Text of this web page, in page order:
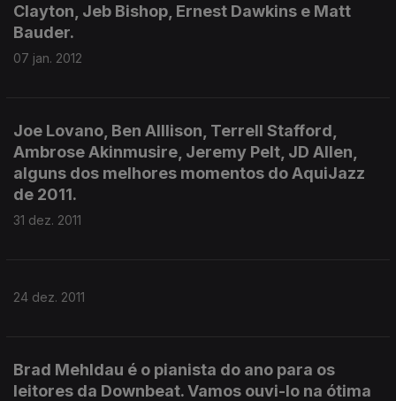
Clayton, Jeb Bishop, Ernest Dawkins e Matt
Bauder.
07 jan. 2012
Joe Lovano, Ben Alllison, Terrell Stafford,
Ambrose Akinmusire, Jeremy Pelt, JD Allen,
alguns dos melhores momentos do AquiJazz
de 2011.
31 dez. 2011
24 dez. 2011
Brad Mehldau é o pianista do ano para os
leitores da Downbeat. Vamos ouvi-lo na ótima